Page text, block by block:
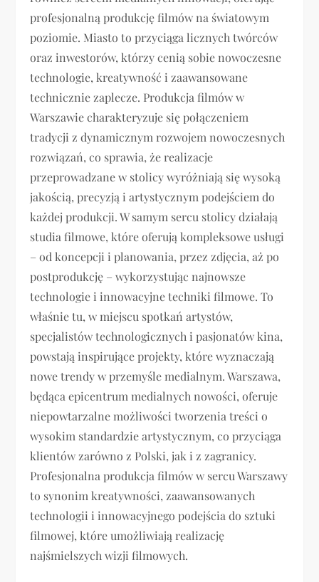
profesjonalną produkcję filmów na światowym
poziomie. Miasto to przyciąga licznych twórców
oraz inwestorów, którzy cenią sobie nowoczesne
technologie, kreatywność i zaawansowane
technicznie zaplecze. Produkcja filmów w
Warszawie charakteryzuje się połączeniem
tradycji z dynamicznym rozwojem nowoczesnych
rozwiązań, co sprawia, że realizacje
przeprowadzane w stolicy wyróżniają się wysoką
jakością, precyzją i artystycznym podejściem do
każdej produkcji. W samym sercu stolicy działają
studia filmowe, które oferują kompleksowe usługi
– od koncepcji i planowania, przez zdjęcia, aż po
postprodukcję – wykorzystując najnowsze
technologie i innowacyjne techniki filmowe. To
właśnie tu, w miejscu spotkań artystów,
specjalistów technologicznych i pasjonatów kina,
powstają inspirujące projekty, które wyznaczają
nowe trendy w przemyśle medialnym. Warszawa,
będąca epicentrum medialnych nowości, oferuje
niepowtarzalne możliwości tworzenia treści o
wysokim standardzie artystycznym, co przyciąga
klientów zarówno z Polski, jak i z zagranicy.
Profesjonalna produkcja filmów w sercu Warszawy
to synonim kreatywności, zaawansowanych
technologii i innowacyjnego podejścia do sztuki
filmowej, które umożliwiają realizację
najśmielszych wizji filmowych.